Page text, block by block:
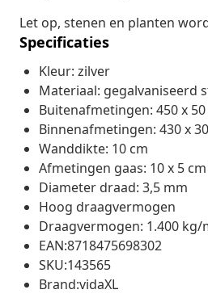
Let op, stenen en planten
Specificaties
Kleur: zilver
Materiaal: gegalvaniseerd
Buitenafmetingen: 450 x 50
Binnenafmetingen: 430 x
Wanddikte: 10 cm
Afmetingen gaas: 10 x 5 cm
Diameter draad: 3,5 mm
Hoog draagvermogen
Draagvermogen: 1.400 kg/
EAN:8718475698302
SKU:143565
Brand:vidaXL